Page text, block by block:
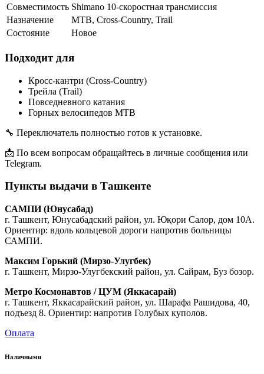
Совместимость Shimano 10-скоростная трансмиссия
Назначение
MTB, Cross-Country, Trail
Состояние
Новое
Подходит для
Кросс-кантри (Cross-Country)
Трейла (Trail)
Повседневного катания
Горных велосипедов MTB
🔧 Переключатель полностью готов к установке.
📩 По всем вопросам обращайтесь в личные сообщения или
Telegram.
Пункты выдачи в Ташкенте
САМПИ (Юнусабад)
г. Ташкент, Юнусабадский район, ул. Юқори Салор, дом 10А.
Ориентир: вдоль кольцевой дороги напротив больницы
САМПИ.
Максим Горький (Мирзо-Улугбек)
г. Ташкент, Мирзо-Улугбекский район, ул. Сайрам, Буз бозор.
Метро Космонавтов / ЦУМ (Яккасарай)
г. Ташкент, Яккасарайский район, ул. Шарафа Рашидова, 40,
подъезд 8. Ориентир: напротив Голубых куполов.
Оплата
Наличными